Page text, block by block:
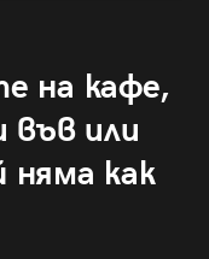
на кафе,
във или
няма как